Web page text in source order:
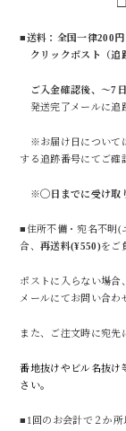
■送料：全国一律200円
クリックポスト（追
ご入金確認後、～7
発送完了メールに追
※お届け日について
する追跡番号にてご確
※◯日までに受け取
■住所不備・宛名不明(
合、再送料(¥550)をご
ポストに入らない場合
メールにてお問い合わ
また、ご注文時に宛先
番地抜けやビル名抜け
さい。
■1回のお会計で２か所